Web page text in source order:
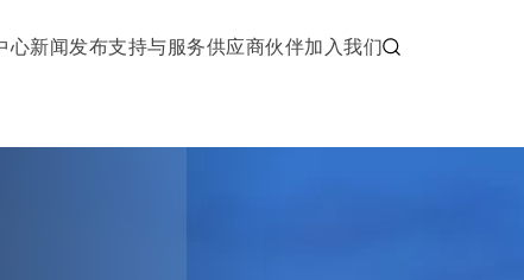
心新闻发布支持与服务供应商伙伴加入我们